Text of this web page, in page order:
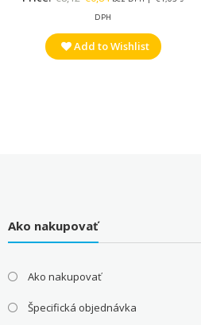
price
was:
€8,12.
price
is:
€0,84.
DPH
Add to Wishlist
Ako nakupovať
Ako nakupovať
Špecifická objednávka